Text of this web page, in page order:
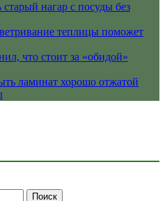
нагар с посуды без
теплицы поможет
что стоит за «обидой»
ламинат хорошо отжатой